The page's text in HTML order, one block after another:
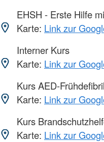
EHSH - Erste Hilfe
Karte: Link zur
Interner Kurs
Karte: Link zur
Kurs AED-
Karte: Link zur
Kurs
Karte: Link zur